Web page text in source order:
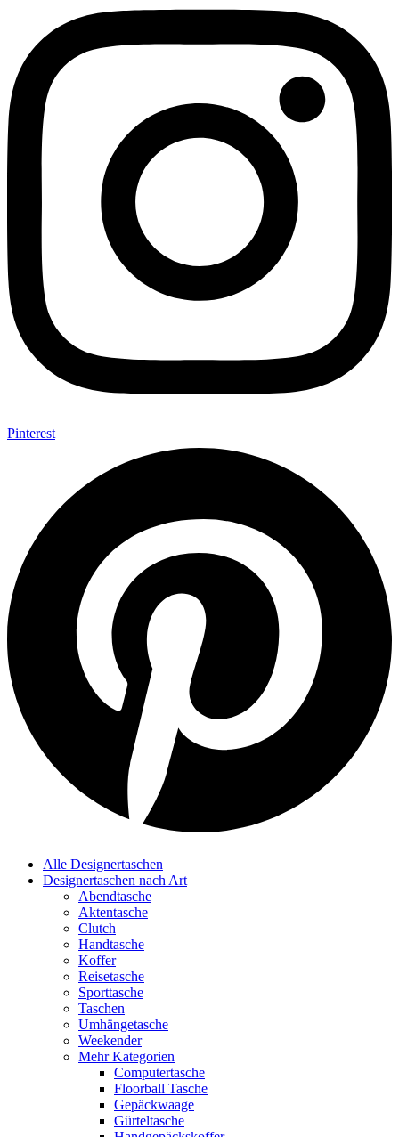
Pinterest
Alle Designertaschen
Designertaschen nach Art
Abendtasche
Aktentasche
Clutch
Handtasche
Koffer
Reisetasche
Sporttasche
Taschen
Umhängetasche
Weekender
Mehr Kategorien
Computertasche
Floorball Tasche
Gepäckwaage
Gürteltasche